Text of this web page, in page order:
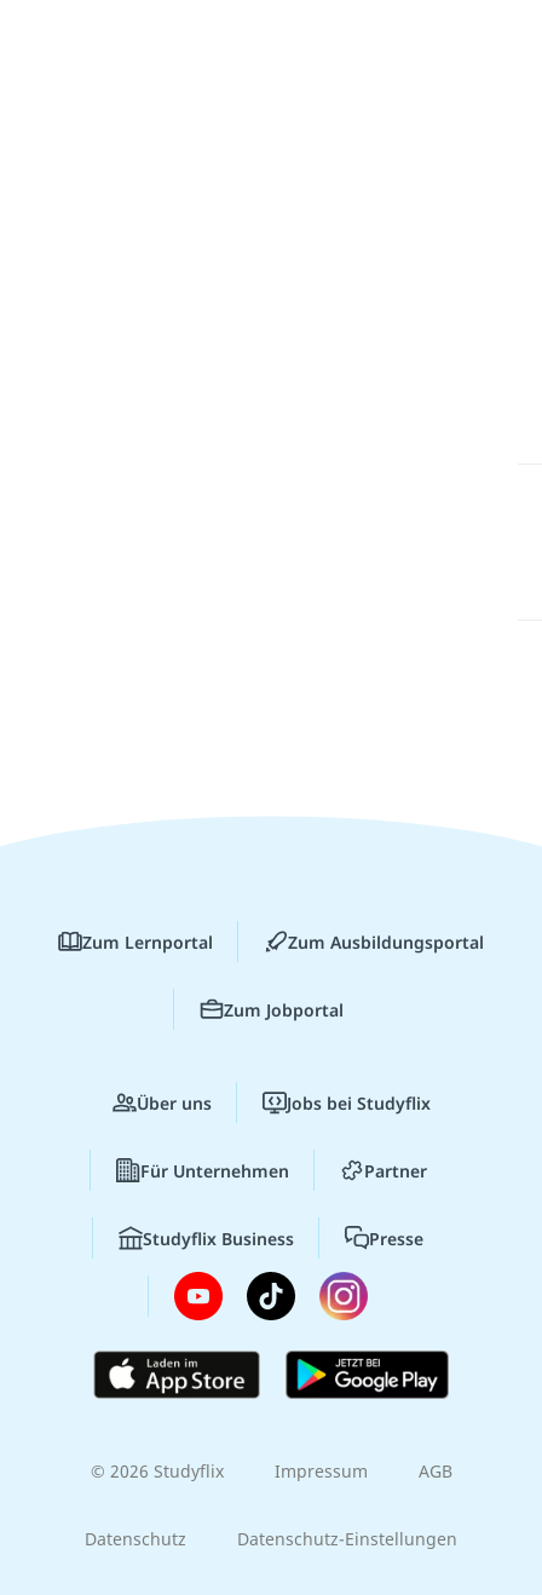
Zum Lernportal Zum Ausbildungsportal
Zum Jobportal
Über uns Jobs bei Studyflix
Für Unternehmen Partner
Studyflix Business Presse
© 2026 Studyflix Impressum AGB
Datenschutz Datenschutz-Einstellungen